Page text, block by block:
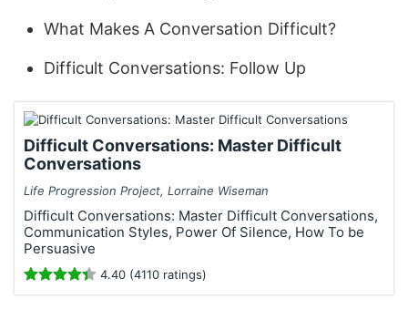
What Makes A Conversation Difficult?
Difficult Conversations: Follow Up
Difficult Conversations: Master Difficult
Conversations
Life Progression Project, Lorraine Wiseman
Difficult Conversations: Master Difficult Conversations,
Communication Styles, Power Of Silence, How To be
Persuasive
4.40 (4110 ratings)